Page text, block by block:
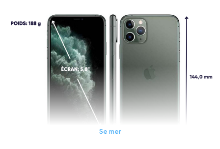
Se mer